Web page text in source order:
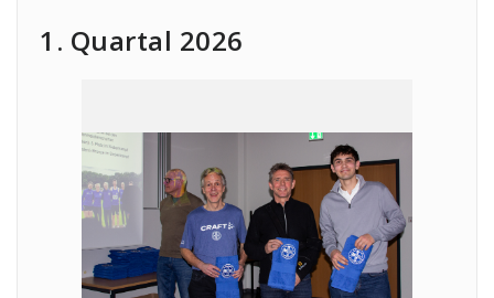
1. Quartal 2026